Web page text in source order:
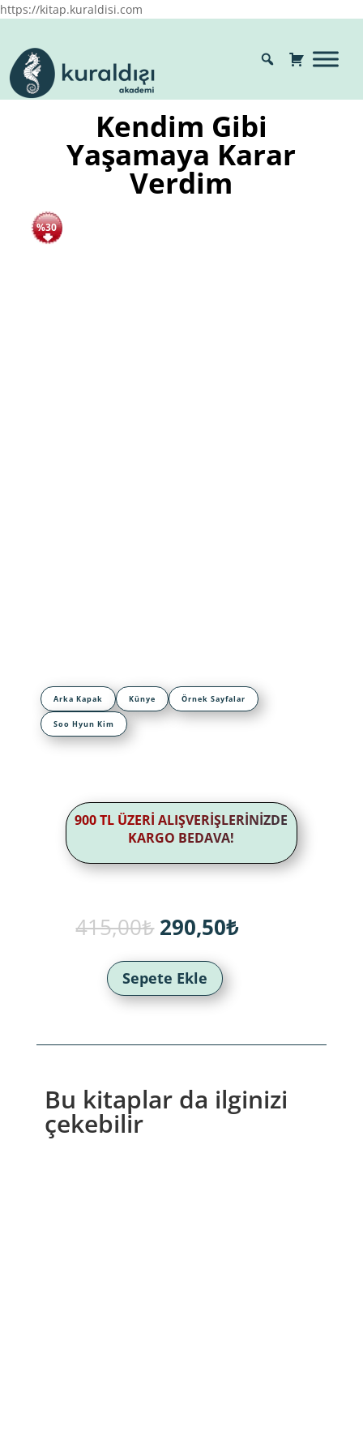
https://kitap.kuraldisi.com
Kendim Gibi
Yaşamaya Karar
Verdim
%30
Arka Kapak Künye Örnek Sayfalar
Soo Hyun Kim
900 TL ÜZERİ ALIŞVERİŞLERİNİZDE
KARGO BEDAVA!
415,00₺ Orijinal
fiyat:
415,00₺.
290,50₺Şu
Sepete Ekle
Bu kitaplar da ilginizi
çekebilir